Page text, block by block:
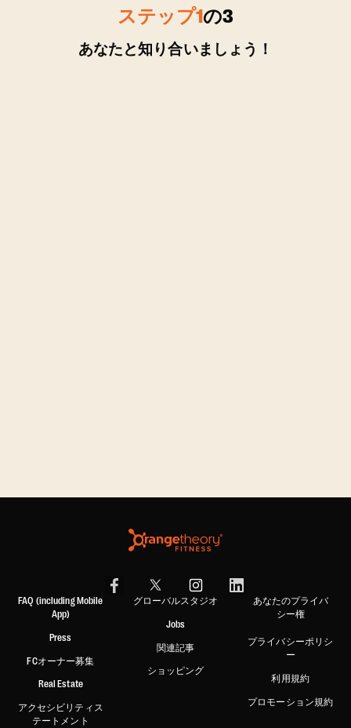
ステップ1の3
あなたと知り合いましょう！
FAQ (including Mobile
App)
Press
FCオーナー募集
Real Estate
アクセシビリティス
テートメント
グローバルスタジオ
Jobs
関連記事
ショッピング
あなたのプライバ
シー権
プライバシーポリシ
ー
利用規約
プロモーション規約